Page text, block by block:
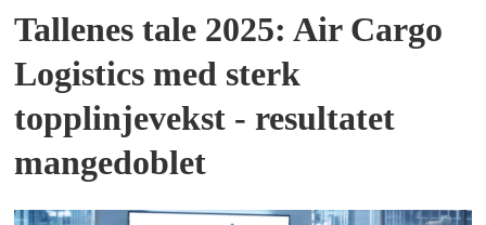
Tallenes tale 2025: Air Cargo
Logistics med sterk
topplinjevekst - resultatet
mangedoblet